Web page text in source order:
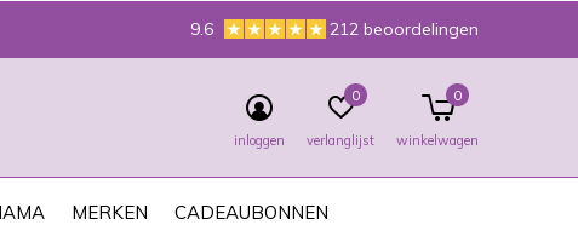
MERKEN CADEAUBONNEN
inloggen verlanglijst
0
winkelwagen
0
9.6 212 beoordelingen